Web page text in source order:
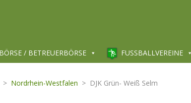
/ BETREUERBÖRSE FUSSBALLVEREINE
> Nordrhein-Westfalen > DJK Grün- Weiß Selm